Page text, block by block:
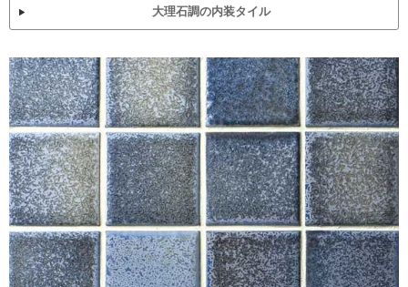
大理石調の内装タイル